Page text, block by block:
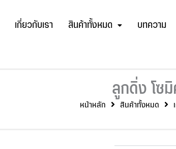
เกี่ยวกับเรา สินค้าทั้งหมด บทความ
ลูกดิ่ง โซ
หน้าหลัก สินค้าทั้งหมด